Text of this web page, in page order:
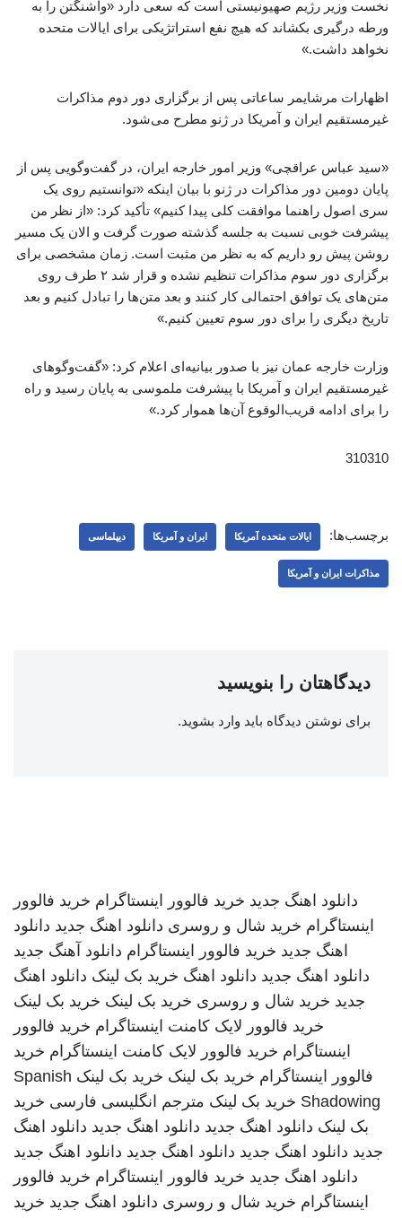
نخست وزیر رژیم صهیونیستی است که سعی دارد «واشنگتن را به
ورطه درگیری بکشاند که هیچ نفع استراتژیکی برای ایالات متحده
نخواهد داشت.»
اظهارات مرشایمر ساعاتی پس از برگزاری دور دوم مذاکرات
غیرمستقیم ایران و آمریکا در ژنو مطرح می‌شود.
«سید عباس عراقچی» وزیر امور خارجه ایران، در گفت‌وگویی پس از
پایان دومین دور مذاکرات در ژنو با بیان اینکه «توانستیم روی یک
سری اصول راهنما موافقت کلی پیدا کنیم» تأکید کرد: «از نظر من
پیشرفت خوبی نسبت به جلسه گذشته صورت گرفت و الان یک مسیر
روشن پیش رو داریم که به نظر من مثبت است. زمان مشخصی برای
برگزاری دور سوم مذاکرات تنظیم نشده و قرار شد ۲ طرف روی
متن‌های یک توافق احتمالی کار کنند و بعد متن‌ها را تبادل کنیم و بعد
تاریخ دیگری را برای دور سوم تعیین کنیم.»
وزارت خارجه عمان نیز با صدور بیانیه‌ای اعلام کرد: «گفت‌وگوهای
غیرمستقیم ایران و آمریکا با پیشرفت ملموسی به پایان رسید و راه
را برای ادامه قریب‌الوقوع آن‌ها هموار کرد.»
310310
برچسب‌ها: ایالات متحده آمریکا ایران و آمریکا دیپلماسی
مذاکرات ایران و آمریکا
دیدگاهتان را بنویسید
برای نوشتن دیدگاه باید وارد بشوید.
دانلود اهنگ جدید خرید فالوور اینستاگرام خرید فالوور
اینستاگرام خرید شال و روسری دانلود اهنگ جدید دانلود
اهنگ جدید خرید فالوور اینستاگرام دانلود آهنگ جدید
دانلود اهنگ جدید دانلود اهنگ خرید بک لینک دانلود اهنگ
جدید خرید شال و روسری خرید بک لینک خرید بک لینک
خرید فالوور لایک کامنت اینستاگرام خرید فالوور
اینستاگرام خرید فالوور لایک کامنت اینستاگرام خرید
فالوور اینستاگرام خرید بک لینک خرید بک لینک Spanish
Shadowing خرید بک لینک مترجم انگلیسی فارسی خرید
بک لینک دانلود اهنگ جدید دانلود اهنگ جدید دانلود اهنگ
جدید دانلود اهنگ جدید دانلود اهنگ جدید دانلود اهنگ جدید
دانلود اهنگ جدید خرید فالوور اینستاگرام خرید فالوور
اینستاگرام خرید شال و روسری دانلود اهنگ جدید خرید